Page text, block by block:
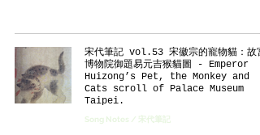
宋代筆記 vol.53 宋徽宗的寵物貓：故宮
博物院御題易元吉猴貓圖 - Emperor
Huizong’s Pet, the Monkey and
Cats scroll of Palace Museum
Taipei.
Song Notes / 宋代筆記